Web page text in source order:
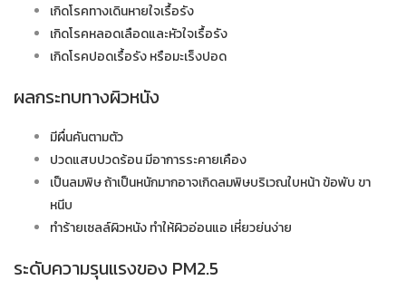
เกิดโรคทางเดินหายใจเรื้อรัง
เกิดโรคหลอดเลือดและหัวใจเรื้อรัง
เกิดโรคปอดเรื้อรัง หรือมะเร็งปอด
ผลกระทบทางผิวหนัง
มีผื่นคันตามตัว
ปวดแสบปวดร้อน มีอาการระคายเคือง
เป็นลมพิษ ถ้าเป็นหนักมากอาจเกิดลมพิษบริเวณใบหน้า ข้อพับ ขา
หนีบ
ทำร้ายเซลล์ผิวหนัง ทำให้ผิวอ่อนแอ เหี่ยวย่นง่าย
ระดับความรุนแรงของ PM2.5